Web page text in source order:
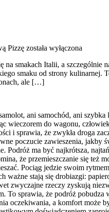
Pizzę została wyłączona
smakach Italii, a szczególnie
smaku od strony
ale […]
ani samochód, ani
wieczorem do wagonu,
i sprawia, że zwykła droga
poczucie zawieszenia,
ma być najkrótsza,
że przemieszczanie się też
Pociąg jedzie swoim
stają się drobiazgi:
zwyczajne rzeczy zyskują
To sprawia, że podróż
oczekiwania, a komfort